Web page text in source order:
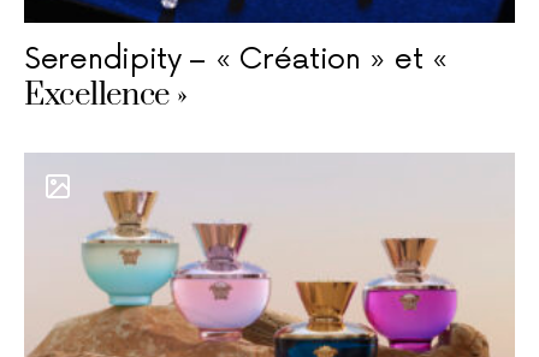
Serendipity – « Création » et «
Excellence »